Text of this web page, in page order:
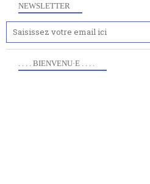
NEWSLETTER
. . . . BIENVENU·E . . . .